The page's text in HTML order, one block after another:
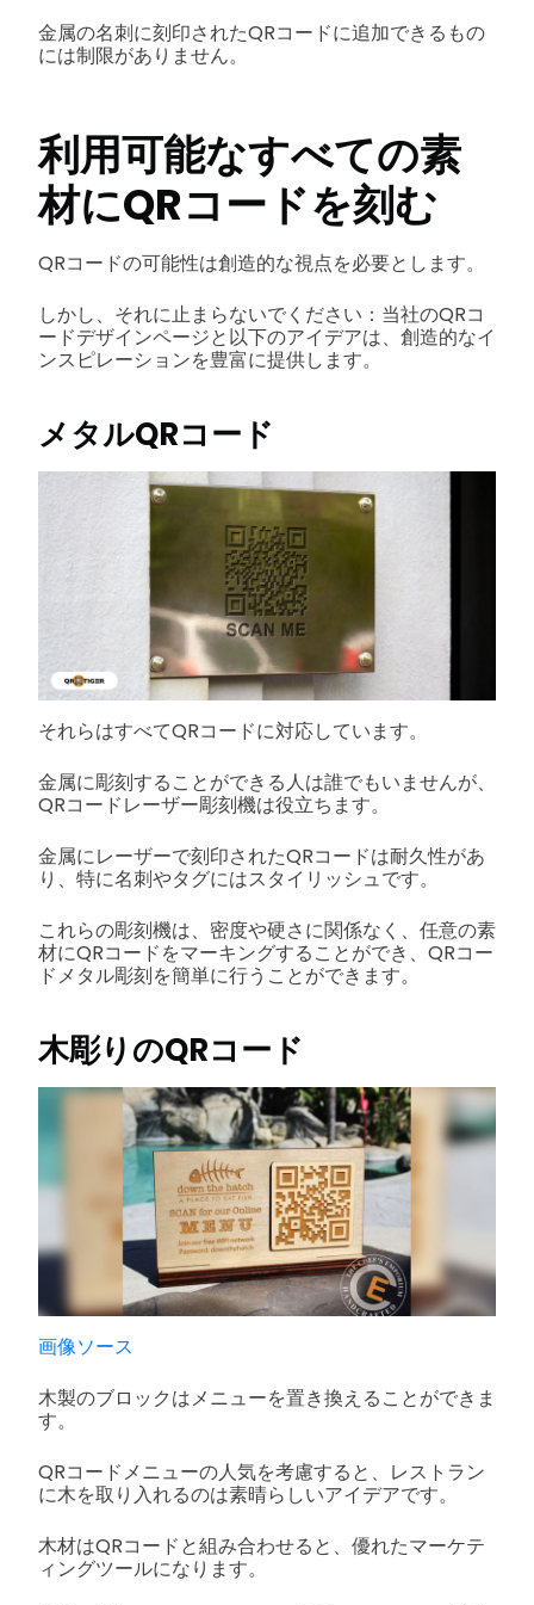
金属の名刺に刻印されたQRコードに追加できるもの
には制限がありません。
利用可能なすべての素
材にQRコードを刻む
QRコードの可能性は創造的な視点を必要とします。
しかし、それに止まらないでください：当社のQRコ
ードデザインページと以下のアイデアは、創造的なイ
ンスピレーションを豊富に提供します。
メタルQRコード
それらはすべてQRコードに対応しています。
金属に彫刻することができる人は誰でもいませんが、
QRコードレーザー彫刻機は役立ちます。
金属にレーザーで刻印されたQRコードは耐久性があ
り、特に名刺やタグにはスタイリッシュです。
これらの彫刻機は、密度や硬さに関係なく、任意の素
材にQRコードをマーキングすることができ、QRコー
ドメタル彫刻を簡単に行うことができます。
木彫りのQRコード
画像ソース
木製のブロックはメニューを置き換えることができま
す。
QRコードメニューの人気を考慮すると、レストラン
に木を取り入れるのは素晴らしいアイデアです。
木材はQRコードと組み合わせると、優れたマーケテ
ィングツールになります。